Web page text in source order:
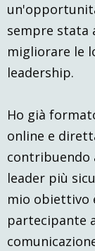
sempre stata
migliorare le
leadership.
Ho già
online e
contribuendo
leader più
mio obiettivo
partecipante